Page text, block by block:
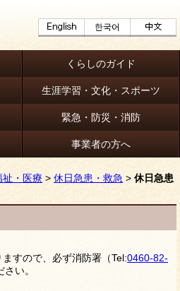
くらしのガイド
生涯学習・文化・スポーツ
緊急・防災・消防
事業者の方へ
・医療 > 休日急患・救急 > 休日急患
すので、必ず消防署（Tel:0460-82-
い。